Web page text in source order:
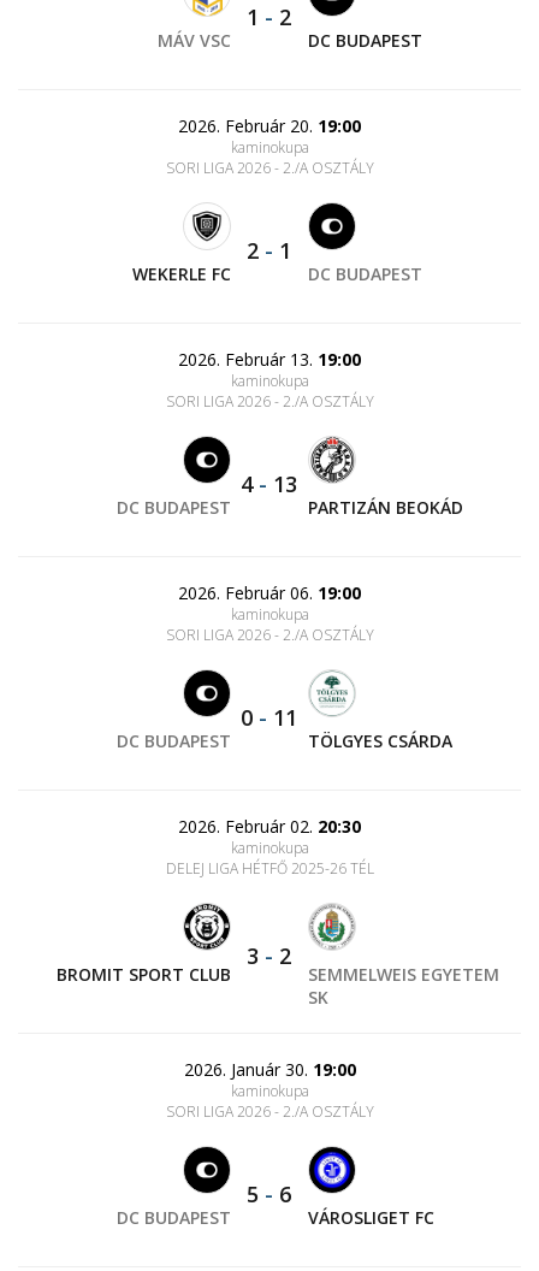
MÁV VSC
1 - 2
DC BUDAPEST
2026. Február 20. 19:00
kaminokupa
SORI LIGA 2026 - 2./A OSZTÁLY
WEKERLE FC
2 - 1
DC BUDAPEST
2026. Február 13. 19:00
kaminokupa
SORI LIGA 2026 - 2./A OSZTÁLY
DC BUDAPEST
4- 13
PARTIZÁN BEOKÁD
2026. Február 06. 19:00
kaminokupa
SORI LIGA 2026 - 2./A OSZTÁLY
DC BUDAPEST
0 - 11
TÖLGYES CSÁRDA
2026. Február 02. 20:30
kaminokupa
DELEJ LIGA HÉTFŐ 2025-26 TÉL
BROMIT SPORT CLUB
3 - 2
SEMMELWEIS EGYETEM
SK
2026. Január 30. 19:00
kaminokupa
SORI LIGA 2026 - 2./A OSZTÁLY
DC BUDAPEST
5 - 6
VÁROSLIGET FC